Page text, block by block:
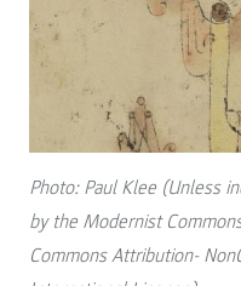
Photo: Paul Klee (Unless
by the Modernist
Commons Attribution-